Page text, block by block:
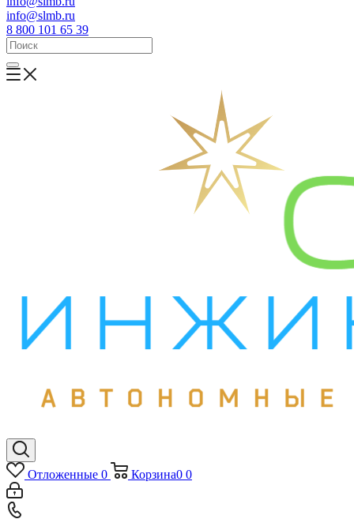
info@slmb.ru
8 800 101 65 39
Отложенные 0 Корзина0 0